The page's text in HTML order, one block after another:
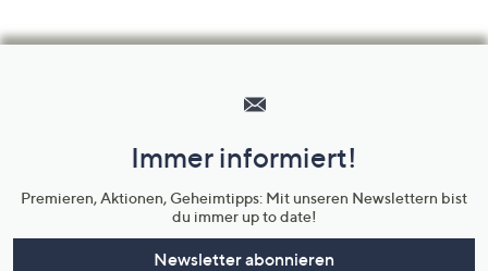
Unternehmensinformationen
Immer informiert!
Premieren, Aktionen, Geheimtipps: Mit unseren Newslettern bist
du immer up to date!
Newsletter abonnieren